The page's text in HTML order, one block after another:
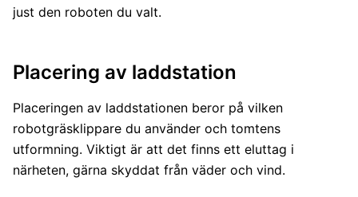
just den roboten du valt.
Placering av laddstation
Placeringen av laddstationen beror på vilken
robotgräsklippare du använder och tomtens
utformning. Viktigt är att det finns ett eluttag i
närheten, gärna skyddat från väder och vind.